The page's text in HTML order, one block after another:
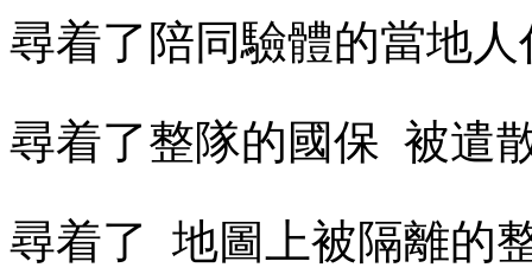
尋着了陪同驗體的當地
尋着了整隊的國保 被遣
尋着了
地圖上被隔離的